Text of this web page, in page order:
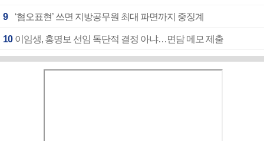
9 ‘혐오표현’ 쓰면 지방공무원 최대 파면까지 중징계
10 이임생, 홍명보 선임 독단적 결정 아냐…면담 메모 제출